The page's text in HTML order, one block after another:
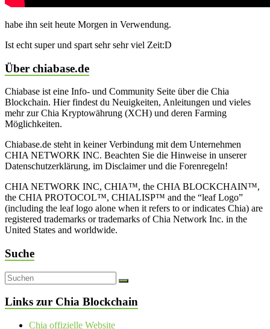
habe ihn seit heute Morgen in Verwendung.
Ist echt super und spart sehr sehr viel Zeit:D
Über chiabase.de
Chiabase ist eine Info- und Community Seite über die Chia
Blockchain. Hier findest du Neuigkeiten, Anleitungen und vieles
mehr zur Chia Kryptowährung (XCH) und deren Farming
Möglichkeiten.
Chiabase.de steht in keiner Verbindung mit dem Unternehmen
CHIA NETWORK INC. Beachten Sie die Hinweise in unserer
Datenschutzerklärung, im Disclaimer und die Forenregeln!
CHIA NETWORK INC, CHIA™, the CHIA BLOCKCHAIN™,
the CHIA PROTOCOL™, CHIALISP™ and the “leaf Logo”
(including the leaf logo alone when it refers to or indicates Chia) are
registered trademarks or trademarks of Chia Network Inc. in the
United States and worldwide.
Suche
Links zur Chia Blockchain
Chia offizielle Website